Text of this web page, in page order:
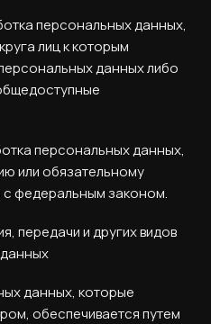
персональных данных,
лиц к которым
данных либо
персональных данных,
или обязательному
с федеральным законом.
передачи и других видов
данных, которые
обеспечивается путем